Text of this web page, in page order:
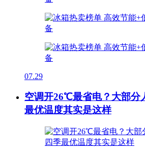
07.29
空调开26℃最省电？大部分
最优温度其实是这样